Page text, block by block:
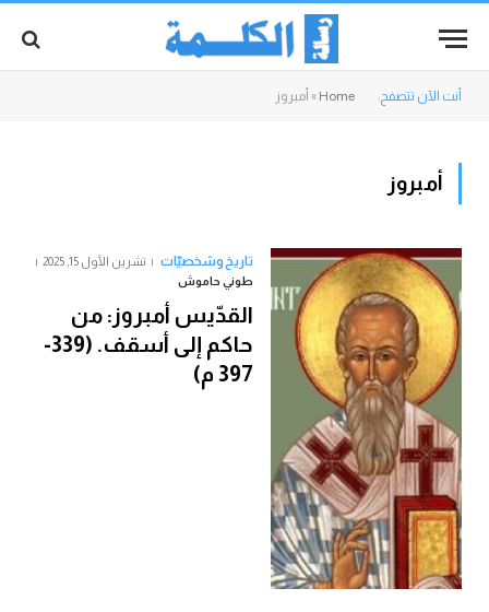
أنت الآن تتصفح: Home
» أمبروز
أمبروز
تاريخ وشخصيّات
تشرين الأول 15, 2025
طوني حاموش
القدّيس أمبروز: من
حاكم إلى أسقف. (339-
397 م)